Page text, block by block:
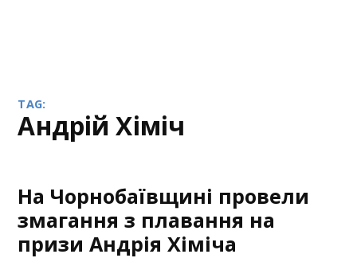
TAG:
Андрій Хіміч
На Чорнобаївщині провели
змагання з плавання на
призи Андрія Хіміча